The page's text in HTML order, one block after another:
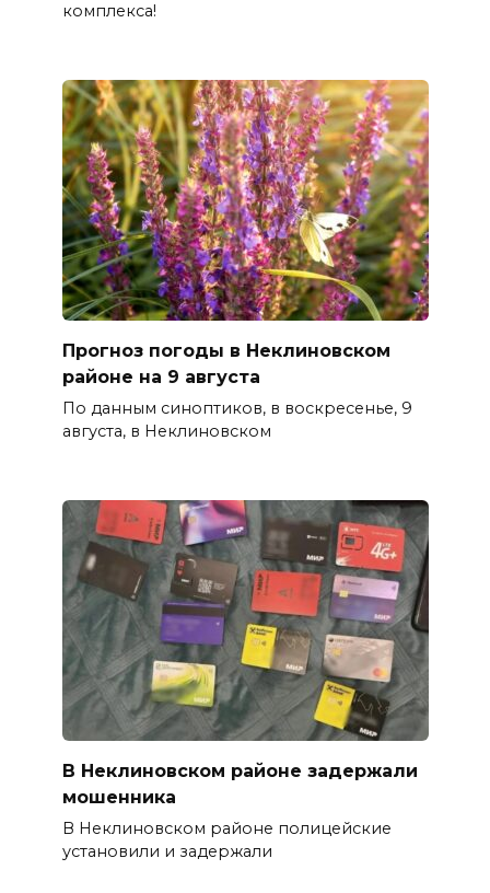
комплекса!
Прогноз погоды в Неклиновском
районе на 9 августа
По данным синоптиков, в воскресенье, 9
августа, в Неклиновском
В Неклиновском районе задержали
мошенника
В Неклиновском районе полицейские
установили и задержали